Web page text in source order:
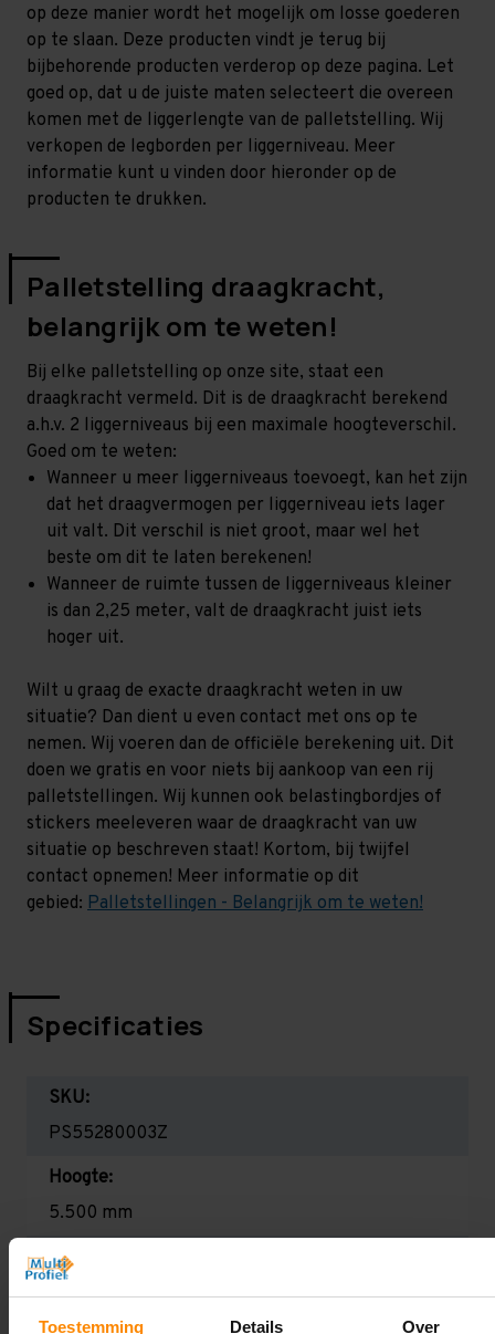
Toestemming Details Over
op deze manier wordt het mogelijk om losse goederen
op te slaan. Deze producten vindt je terug bij
bijbehorende producten verderop op deze pagina. Let
goed op, dat u de juiste maten selecteert die overeen
komen met de liggerlengte van de palletstelling. Wij
verkopen de legborden per liggerniveau. Meer
informatie kunt u vinden door hieronder op de
producten te drukken.
Palletstelling draagkracht,
belangrijk om te weten!
Bij elke palletstelling op onze site, staat een
draagkracht vermeld. Dit is de draagkracht berekend
a.h.v. 2 liggerniveaus bij een maximale hoogteverschil.
Goed om te weten:
Wanneer u meer liggerniveaus toevoegt, kan het zijn
dat het draagvermogen per liggerniveau iets lager
uit valt. Dit verschil is niet groot, maar wel het
beste om dit te laten berekenen!
Wanneer de ruimte tussen de liggerniveaus kleiner
is dan 2,25 meter, valt de draagkracht juist iets
hoger uit.
Wilt u graag de exacte draagkracht weten in uw
situatie? Dan dient u even contact met ons op te
nemen. Wij voeren dan de officiële berekening uit. Dit
doen we gratis en voor niets bij aankoop van een rij
palletstellingen. Wij kunnen ook belastingbordjes of
stickers meeleveren waar de draagkracht van uw
situatie op beschreven staat! Kortom, bij twijfel
contact opnemen! Meer informatie op dit
gebied: Palletstellingen - Belangrijk om te weten!
Specificaties
SKU:
PS55280003Z
Hoogte:
5.500 mm
Diepte:
1.100 mm